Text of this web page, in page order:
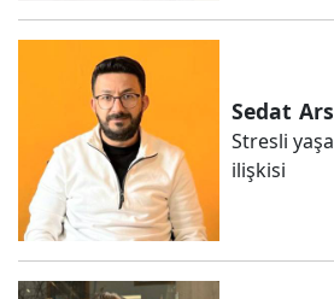
Sedat
Stresli
ilişkisi